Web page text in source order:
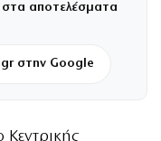
αποτελέσματα
στην Google
Κεντρικής